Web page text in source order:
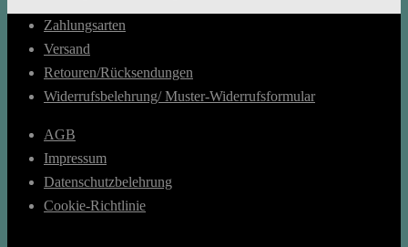
Zahlungsarten
Versand
Retouren/Rücksendungen
Widerrufsbelehrung/ Muster-Widerrufsformular
AGB
Impressum
Datenschutzbelehrung
Cookie-Richtlinie